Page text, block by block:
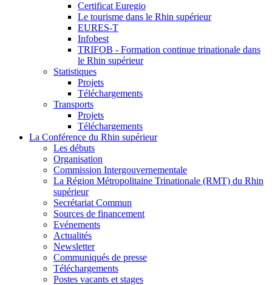
Certificat Euregio
Le tourisme dans le Rhin supérieur
EURES-T
Infobest
TRIFOB - Formation continue trinationale dans
le Rhin supérieur
Statistiques
Projets
Téléchargements
Transports
Projets
Téléchargements
La Conférence du Rhin supérieur
Les débuts
Organisation
Commission Intergouvernementale
La Région Métropolitaine Trinationale (RMT) du Rhin
supérieur
Secrétariat Commun
Sources de financement
Evénements
Actualités
Newsletter
Communiqués de presse
Téléchargements
Postes vacants et stages